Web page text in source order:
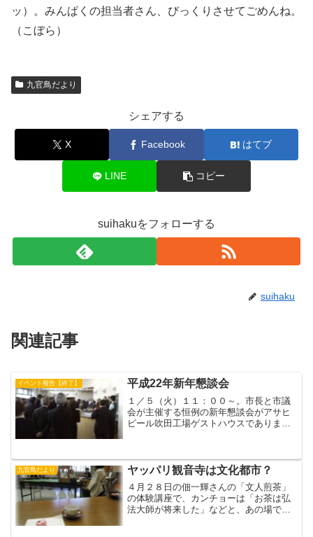
ッ）。みんぱくの担当者さん、びっくりさせてごめんね。
（こぼら）
九官鳥だより
シェアする
X Facebook はてブ
LINE コピー
suihakuをフォローする
suihaku
関連記事
イベント報告【終了】 平成22年新年懇談会
１／５（火）１１：００～。市長と市議
会が主催する恒例の新年懇談会がアサヒ
ビール吹田工場ゲストハウスでありまし
九官鳥だより ヤッパリ観音寺は文化都市？
４月２８日の佃一輝さんの「文人煎茶」
の体験講座で、カンチョーは「お茶は弘
法大師が将来した」などと、あの場でつ